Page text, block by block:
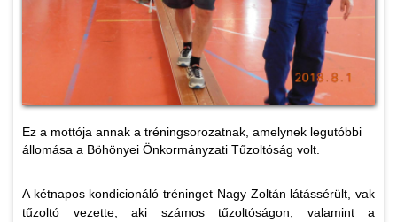
Ez a mottója annak a tréningsorozatnak, amelynek legutóbbi
állomása a Böhönyei Önkormányzati Tűzoltóság volt.
A kétnapos kondicionáló tréninget Nagy Zoltán látássérült, vak
tűzoltó vezette, aki számos tűzoltóságon, valamint a